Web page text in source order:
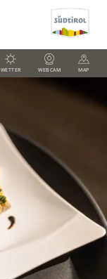
WETTER WEBCAM MAP